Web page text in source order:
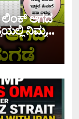
ಲಿಂಕ್ ಆಗದ
ನಿಮ್ಮ
ಆಗಲ್ಲ !